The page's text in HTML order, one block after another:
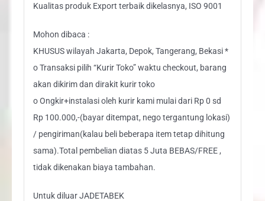
Kualitas produk Export terbaik dikelasnya, ISO 9001
Mohon dibaca :
KHUSUS wilayah Jakarta, Depok, Tangerang, Bekasi *
o Transaksi pilih “Kurir Toko” waktu checkout, barang
akan dikirim dan dirakit kurir toko
o Ongkir+instalasi oleh kurir kami mulai dari Rp 0 sd
Rp 100.000,-(bayar ditempat, nego tergantung lokasi)
/ pengiriman(kalau beli beberapa item tetap dihitung
sama).Total pembelian diatas 5 Juta BEBAS/FREE ,
tidak dikenakan biaya tambahan.
Untuk diluar JADETABEK